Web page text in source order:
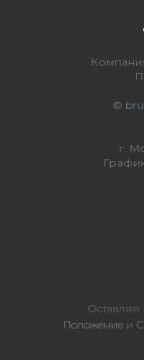
©
г.
Оставляя
Положение и